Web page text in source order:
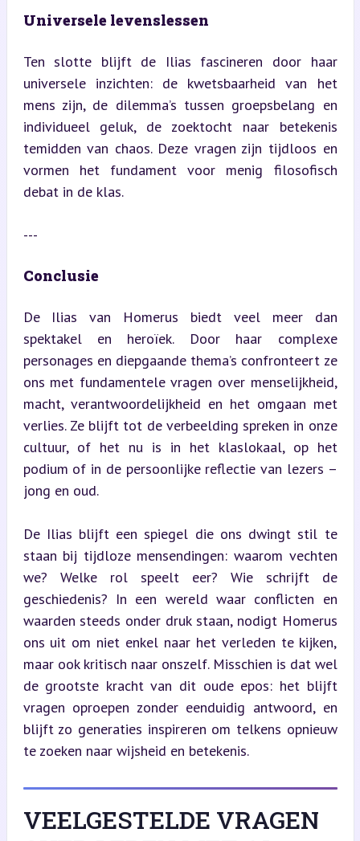
Universele levenslessen
Ten slotte blijft de Ilias fascineren door haar
universele inzichten: de kwetsbaarheid van het
mens zijn, de dilemma’s tussen groepsbelang en
individueel geluk, de zoektocht naar betekenis
temidden van chaos. Deze vragen zijn tijdloos en
vormen het fundament voor menig filosofisch
debat in de klas.
---
Conclusie
De Ilias van Homerus biedt veel meer dan
spektakel en heroïek. Door haar complexe
personages en diepgaande thema’s confronteert ze
ons met fundamentele vragen over menselijkheid,
macht, verantwoordelijkheid en het omgaan met
verlies. Ze blijft tot de verbeelding spreken in onze
cultuur, of het nu is in het klaslokaal, op het
podium of in de persoonlijke reflectie van lezers –
jong en oud.
De Ilias blijft een spiegel die ons dwingt stil te
staan bij tijdloze mensendingen: waarom vechten
we? Welke rol speelt eer? Wie schrijft de
geschiedenis? In een wereld waar conflicten en
waarden steeds onder druk staan, nodigt Homerus
ons uit om niet enkel naar het verleden te kijken,
maar ook kritisch naar onszelf. Misschien is dat wel
de grootste kracht van dit oude epos: het blijft
vragen oproepen zonder eenduidig antwoord, en
blijft zo generaties inspireren om telkens opnieuw
te zoeken naar wijsheid en betekenis.
VEELGESTELDE VRAGEN